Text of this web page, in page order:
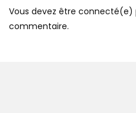
Vous devez être connecté(e)
commentaire.